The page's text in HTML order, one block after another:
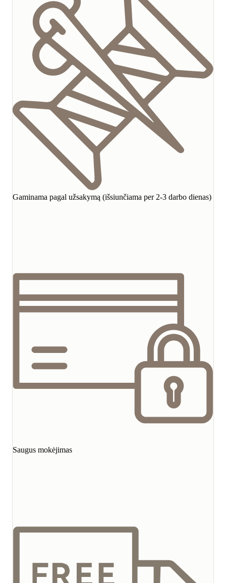
Gaminama pagal užsakymą (išsiunčiama per 2-3 darbo dienas)
Saugus mokėjimas